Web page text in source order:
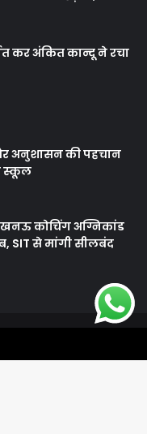
कर अंकित कान्दू ने रचा
अनुशासन की पहचान
स्कूल
कोचिंग अग्निकांड
SIT से मांगी सीलबंद
Telegram Viber